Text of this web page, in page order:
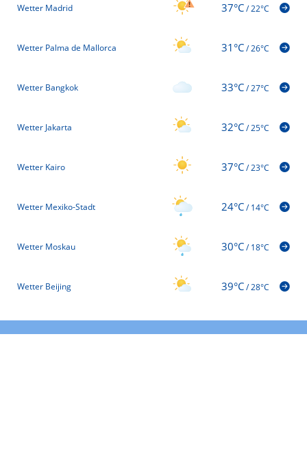
Wetter Madrid 37°C/22°C
Wetter Palma de Mallorca 31°C/26°C
Wetter Bangkok 33°C/27°C
Wetter Jakarta 32°C/25°C
Wetter Kairo 37°C/23°C
Wetter Mexiko-Stadt 24°C/14°C
Wetter Moskau 30°C/18°C
Wetter Beijing 39°C/28°C